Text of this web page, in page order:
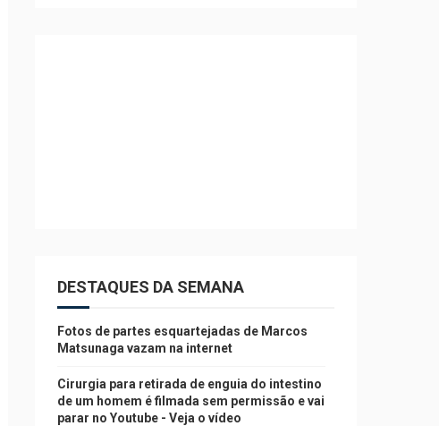
DESTAQUES DA SEMANA
Fotos de partes esquartejadas de Marcos
Matsunaga vazam na internet
Cirurgia para retirada de enguia do intestino
de um homem é filmada sem permissão e vai
parar no Youtube - Veja o vídeo